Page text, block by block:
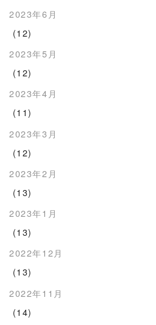
2023年6月
(12)
2023年5月
(12)
2023年4月
(11)
2023年3月
(12)
2023年2月
(13)
2023年1月
(13)
2022年12月
(13)
2022年11月
(14)